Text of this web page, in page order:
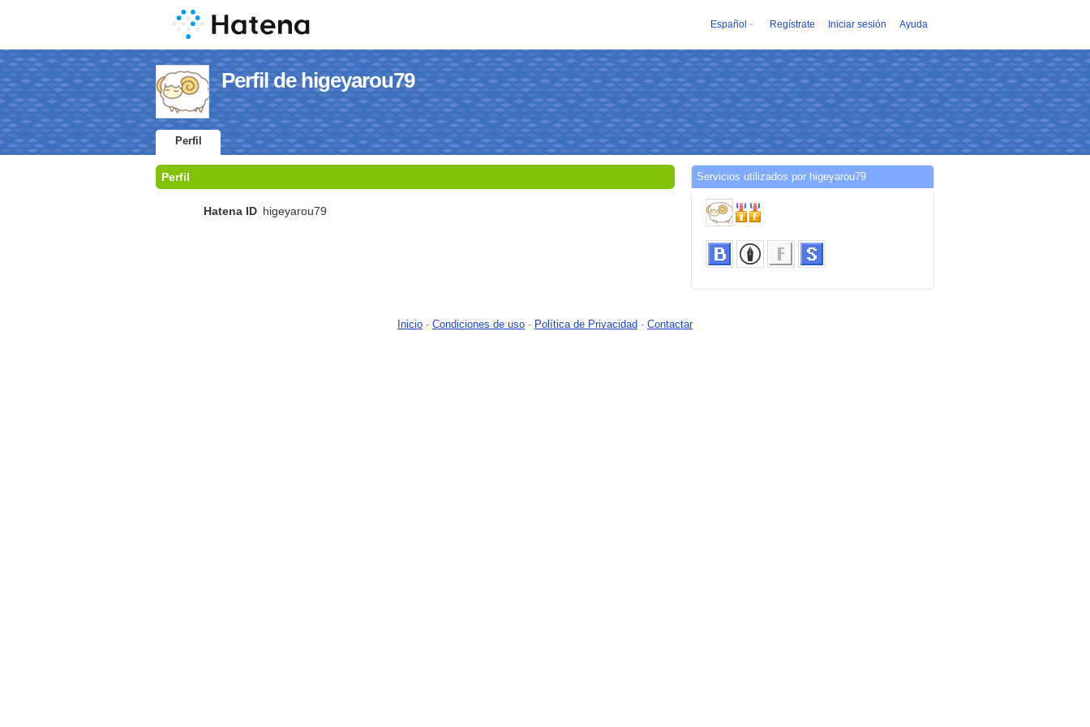
Español Regístrate Iniciar sesión Ayuda
Perfil de higeyarou79
Perfil
Perfil
Hatena ID higeyarou79
Servicios utilizados por higeyarou79
Inicio - Condiciones de uso - Política de Privacidad - Contactar